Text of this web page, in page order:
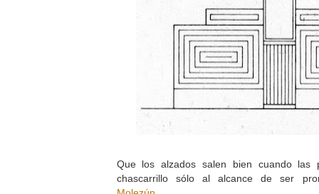
Que los alzados salen bien cuando las
chascarrillo sólo al alcance de ser